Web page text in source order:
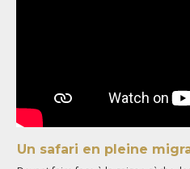
Un safari en pleine